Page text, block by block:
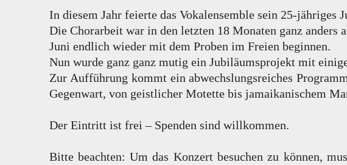
In diesem Jahr feierte das Vokalensemble sein 25-jähriges
Die Chorarbeit war in den letzten 18 Monaten ganz anders
Juni endlich wieder mit dem Proben im Freien beginnen.
Nun wurde ganz ganz mutig ein Jubiläumsprojekt mit
Zur Aufführung kommt ein abwechslungsreiches
Gegenwart, von geistlicher Motette bis jamaikanischem
Der Eintritt ist frei – Spenden sind willkommen.
Bitte beachten: Um das Konzert besuchen zu können,